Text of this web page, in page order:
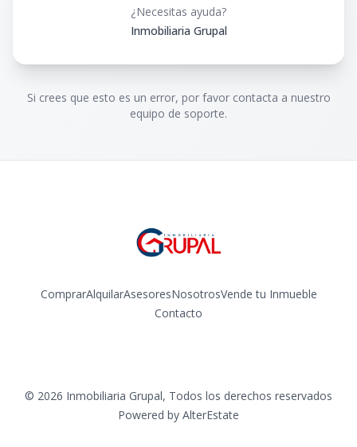
¿Necesitas ayuda?
Inmobiliaria Grupal
Si crees que esto es un error, por favor contacta a nuestro
equipo de soporte.
ComprarAlquilarAsesoresNosotrosVende tu Inmueble
Contacto
© 2026 Inmobiliaria Grupal, Todos los derechos reservados
Powered by AlterEstate